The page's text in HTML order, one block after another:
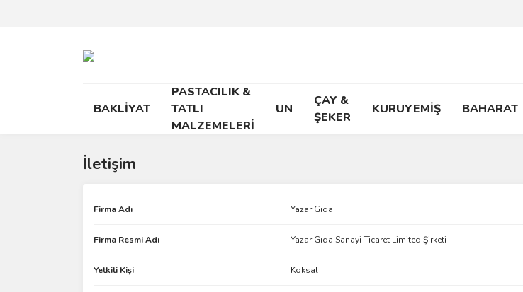
BAKLİYAT
PASTACILIK &
TATLI
MALZEMELERİ
UN
ÇAY &
ŞEKER
KURUYEMİŞ BAHARAT
İletişim
Firma Adı Yazar Gıda
Firma Resmi Adı Yazar Gıda Sanayi Ticaret Limited Şirketi
Yetkili Kişi Köksal